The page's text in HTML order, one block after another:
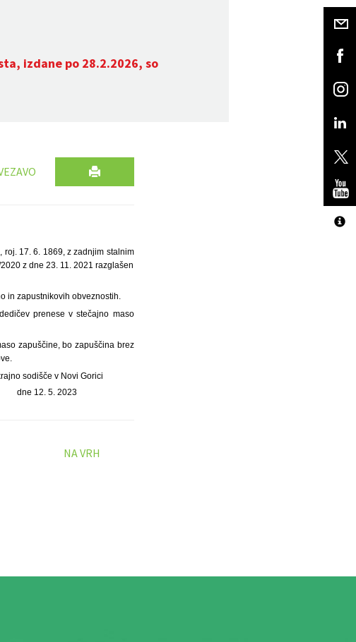
izdane po 28.2.2026, so
roj. 17. 6. 1869, z zadnjim stalnim
z dne 23. 11. 2021 razglašen
in zapustnikovih obveznostih.
prenese v stečajno maso
zapuščine, bo zapuščina brez
sodišče v Novi Gorici
dne 12. 5. 2023
NA VRH